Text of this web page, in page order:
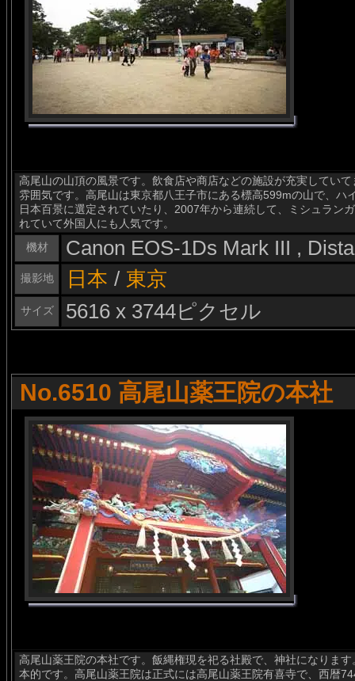
高尾山の山頂の風景です。飲食店や商店などの施設が充実してい
雰囲気です。高尾山は東京都八王子市にある標高599mの山で、
日本百景に選定されていたり、2007年から連続して、ミシュラン
れていて外国人にも人気です。
機材
Canon EOS-1Ds Mark III ,
撮影地 日本 / 東京
サイズ 5616 x 3744ピクセル
No.6510 高尾山薬王院の本社
高尾山薬王院の本社です。飯縄権現を祀る社殿で、神社になりま
本的です。高尾山薬王院は正式には高尾山薬王院有喜寺で、西暦